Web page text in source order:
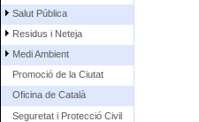
Salut Pública
Residus i Neteja
Medi Ambient
Promoció de la Ciutat
Oficina de Català
Seguretat i Protecció Civil